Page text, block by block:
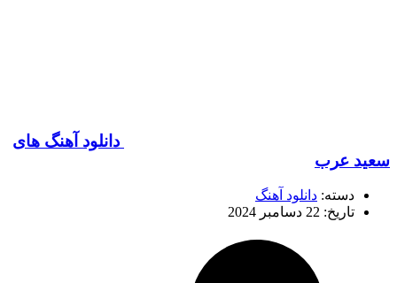
دانلود آهنگ های
سعید عرب
دسته: دانلود آهنگ
تاریخ: 22 دسامبر 2024